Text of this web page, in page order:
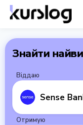
Знайти
Віддаю
Sense
Отримую